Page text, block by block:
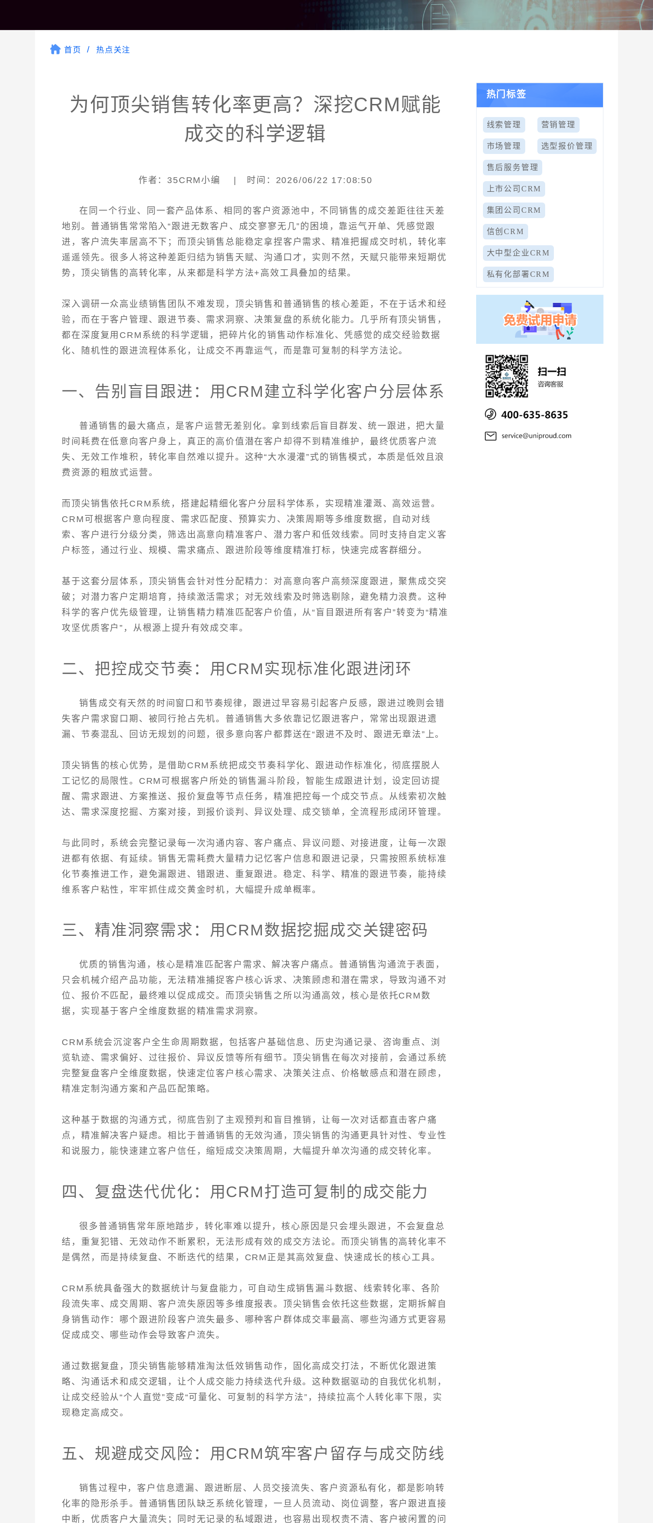
首页 热点关注
为何顶尖销售转化率更高？深挖CRM赋能
成交的科学逻辑
作者：35CRM小编 | 时间：2026/06/22 17:08:50
在同一个行业、同一套产品体系、相同的客户资源池中，不同销售的成交差距往往天差
地别。普通销售常常陷入“跟进无数客户、成交寥寥无几”的困境，靠运气开单、凭感觉跟
进，客户流失率居高不下；而顶尖销售总能稳定拿捏客户需求、精准把握成交时机，转化率
遥遥领先。很多人将这种差距归结为销售天赋、沟通口才，实则不然，天赋只能带来短期优
势，顶尖销售的高转化率，从来都是科学方法+高效工具叠加的结果。
深入调研一众高业绩销售团队不难发现，顶尖销售和普通销售的核心差距，不在于话术和经
验，而在于客户管理、跟进节奏、需求洞察、决策复盘的系统化能力。几乎所有顶尖销售，
都在深度复用CRM系统的科学逻辑，把碎片化的销售动作标准化、凭感觉的成交经验数据
化、随机性的跟进流程体系化，让成交不再靠运气，而是靠可复制的科学方法论。
一、告别盲目跟进：用CRM建立科学化客户分层体系
普通销售的最大痛点，是客户运营无差别化。拿到线索后盲目群发、统一跟进，把大量
时间耗费在低意向客户身上，真正的高价值潜在客户却得不到精准维护，最终优质客户流
失、无效工作堆积，转化率自然难以提升。这种“大水漫灌”式的销售模式，本质是低效且浪
费资源的粗放式运营。
而顶尖销售依托CRM系统，搭建起精细化客户分层科学体系，实现精准灌溉、高效运营。
CRM可根据客户意向程度、需求匹配度、预算实力、决策周期等多维度数据，自动对线
索、客户进行分级分类，筛选出高意向精准客户、潜力客户和低效线索。同时支持自定义客
户标签，通过行业、规模、需求痛点、跟进阶段等维度精准打标，快速完成客群细分。
基于这套分层体系，顶尖销售会针对性分配精力：对高意向客户高频深度跟进，聚焦成交突
破；对潜力客户定期培育，持续激活需求；对无效线索及时筛选剔除，避免精力浪费。这种
科学的客户优先级管理，让销售精力精准匹配客户价值，从“盲目跟进所有客户”转变为“精准
攻坚优质客户”，从根源上提升有效成交率。
二、把控成交节奏：用CRM实现标准化跟进闭环
销售成交有天然的时间窗口和节奏规律，跟进过早容易引起客户反感，跟进过晚则会错
失客户需求窗口期、被同行抢占先机。普通销售大多依靠记忆跟进客户，常常出现跟进遗
漏、节奏混乱、回访无规划的问题，很多意向客户都葬送在“跟进不及时、跟进无章法”上。
顶尖销售的核心优势，是借助CRM系统把成交节奏科学化、跟进动作标准化，彻底摆脱人
工记忆的局限性。CRM可根据客户所处的销售漏斗阶段，智能生成跟进计划，设定回访提
醒、需求跟进、方案推送、报价复盘等节点任务，精准把控每一个成交节点。从线索初次触
达、需求深度挖掘、方案对接，到报价谈判、异议处理、成交锁单，全流程形成闭环管理。
与此同时，系统会完整记录每一次沟通内容、客户痛点、异议问题、对接进度，让每一次跟
进都有依据、有延续。销售无需耗费大量精力记忆客户信息和跟进记录，只需按照系统标准
化节奏推进工作，避免漏跟进、错跟进、重复跟进。稳定、科学、精准的跟进节奏，能持续
维系客户粘性，牢牢抓住成交黄金时机，大幅提升成单概率。
三、精准洞察需求：用CRM数据挖掘成交关键密码
优质的销售沟通，核心是精准匹配客户需求、解决客户痛点。普通销售沟通流于表面，
只会机械介绍产品功能，无法精准捕捉客户核心诉求、决策顾虑和潜在需求，导致沟通不对
位、报价不匹配，最终难以促成成交。而顶尖销售之所以沟通高效，核心是依托CRM数
据，实现基于客户全维度数据的精准需求洞察。
CRM系统会沉淀客户全生命周期数据，包括客户基础信息、历史沟通记录、咨询重点、浏
览轨迹、需求偏好、过往报价、异议反馈等所有细节。顶尖销售在每次对接前，会通过系统
完整复盘客户全维度数据，快速定位客户核心需求、决策关注点、价格敏感点和潜在顾虑，
精准定制沟通方案和产品匹配策略。
这种基于数据的沟通方式，彻底告别了主观预判和盲目推销，让每一次对话都直击客户痛
点，精准解决客户疑虑。相比于普通销售的无效沟通，顶尖销售的沟通更具针对性、专业性
和说服力，能快速建立客户信任，缩短成交决策周期，大幅提升单次沟通的成交转化率。
四、复盘迭代优化：用CRM打造可复制的成交能力
很多普通销售常年原地踏步，转化率难以提升，核心原因是只会埋头跟进，不会复盘总
结，重复犯错、无效动作不断累积，无法形成有效的成交方法论。而顶尖销售的高转化率不
是偶然，而是持续复盘、不断迭代的结果，CRM正是其高效复盘、快速成长的核心工具。
CRM系统具备强大的数据统计与复盘能力，可自动生成销售漏斗数据、线索转化率、各阶
段流失率、成交周期、客户流失原因等多维度报表。顶尖销售会依托这些数据，定期拆解自
身销售动作：哪个跟进阶段客户流失最多、哪种客户群体成交率最高、哪些沟通方式更容易
促成成交、哪些动作会导致客户流失。
通过数据复盘，顶尖销售能够精准淘汰低效销售动作，固化高成交打法，不断优化跟进策
略、沟通话术和成交逻辑，让个人成交能力持续迭代升级。这种数据驱动的自我优化机制，
让成交经验从“个人直觉”变成“可量化、可复制的科学方法”，持续拉高个人转化率下限，实
现稳定高成交。
五、规避成交风险：用CRM筑牢客户留存与成交防线
销售过程中，客户信息遗漏、跟进断层、人员交接流失、客户资源私有化，都是影响转
化率的隐形杀手。普通销售团队缺乏系统化管理，一旦人员流动、岗位调整，客户跟进直接
中断，优质客户大量流失；同时无记录的私域跟进，也容易出现权责不清、客户被闲置的问
热门标签
线索管理 营销管理
市场管理 选型报价管理
售后服务管理
上市公司CRM
集团公司CRM
信创CRM
大中型企业CRM
私有化部署CRM